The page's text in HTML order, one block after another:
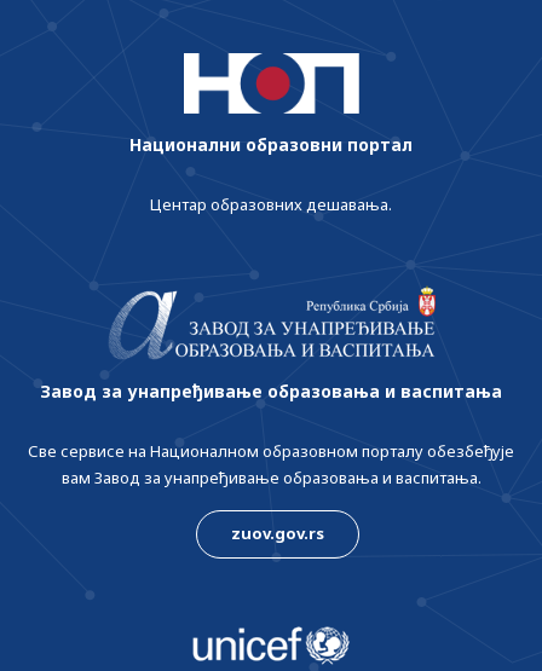
Национални образовни портал
Центар образовних дешавања.
Завод за унапређивање образовања и васпитања
Све сервисе на Националном образовном порталу обезбеђује
вам Завод за унапређивање образовања и васпитања.
zuov.gov.rs